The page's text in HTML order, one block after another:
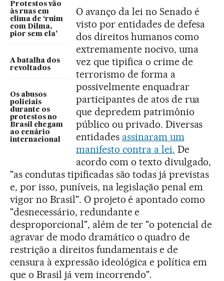
Protestos vão
às ruas em
clima de ‘ruim
com Dilma,
pior sem ela’
A batalha dos
revoltados
Os abusos
policiais
durante os
protestos no
Brasil chegam
ao cenário
internacional
O avanço da lei no Senado é
visto por entidades de defesa
dos direitos humanos como
extremamente nocivo, uma
vez que tipifica o crime de
terrorismo de forma a
possivelmente enquadrar
participantes de atos de rua
que depredem patrimônio
público ou privado. Diversas
entidades assinaram um
manifesto contra a lei. De
acordo com o texto divulgado,
"as condutas tipificadas são todas já previstas
e, por isso, puníveis, na legislação penal em
vigor no Brasil". O projeto é apontado como
"desnecessário, redundante e
desproporcional", além de ter "o potencial de
agravar de modo dramático o quadro de
restrição a direitos fundamentais e de
censura à expressão ideológica e política em
que o Brasil já vem incorrendo".